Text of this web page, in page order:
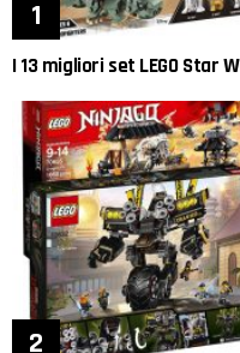
I 13 migliori set LEGO Star